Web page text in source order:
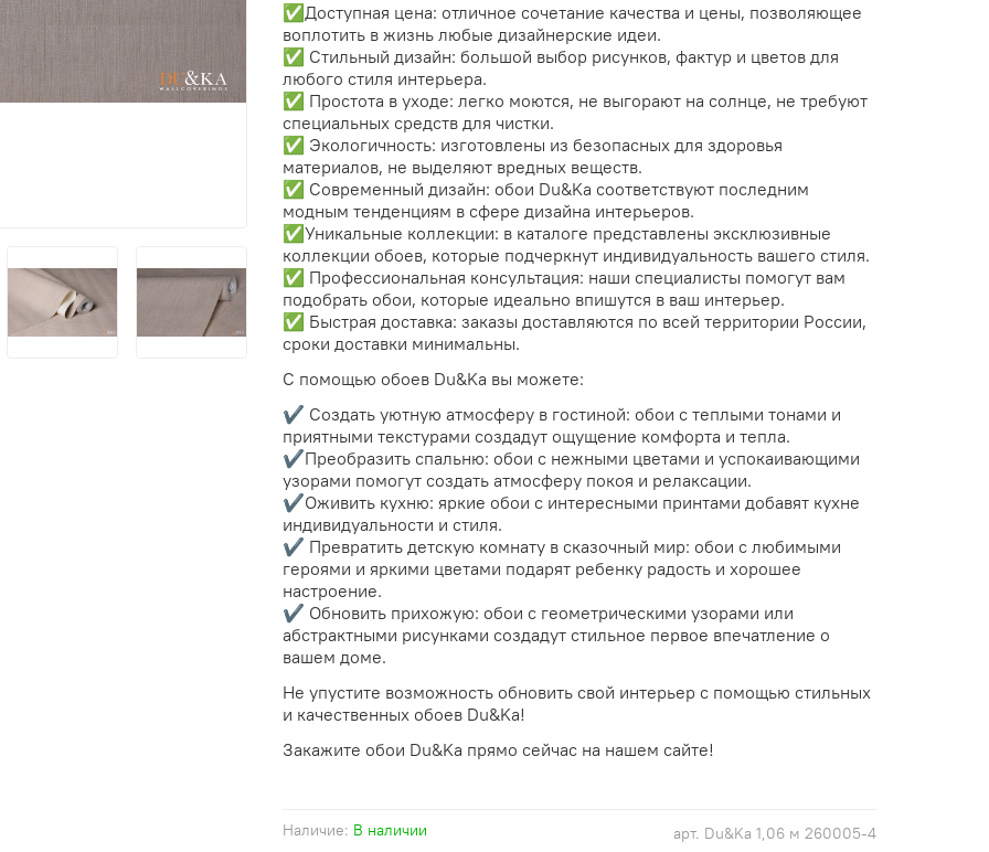
арт. Du&Ka 1,06 м 260005-4
Наличие: В наличии
✅Доступная цена: отличное сочетание качества и цены, позволяющее
воплотить в жизнь любые дизайнерские идеи.
✅ Стильный дизайн: большой выбор рисунков, фактур и цветов для
любого стиля интерьера.
✅ Простота в уходе: легко моются, не выгорают на солнце, не требуют
специальных средств для чистки.
✅ Экологичность: изготовлены из безопасных для здоровья
материалов, не выделяют вредных веществ.
✅ Современный дизайн: обои Du&Ka соответствуют последним
модным тенденциям в сфере дизайна интерьеров.
✅Уникальные коллекции: в каталоге представлены эксклюзивные
коллекции обоев, которые подчеркнут индивидуальность вашего стиля.
✅ Профессиональная консультация: наши специалисты помогут вам
подобрать обои, которые идеально впишутся в ваш интерьер.
✅ Быстрая доставка: заказы доставляются по всей территории России,
сроки доставки минимальны.
С помощью обоев Du&Ka вы можете:
✔️ Создать уютную атмосферу в гостиной: обои с теплыми тонами и
приятными текстурами создадут ощущение комфорта и тепла.
✔️Преобразить спальню: обои с нежными цветами и успокаивающими
узорами помогут создать атмосферу покоя и релаксации.
✔️Оживить кухню: яркие обои с интересными принтами добавят кухне
индивидуальности и стиля.
✔️ Превратить детскую комнату в сказочный мир: обои с любимыми
героями и яркими цветами подарят ребенку радость и хорошее
настроение.
✔️ Обновить прихожую: обои с геометрическими узорами или
абстрактными рисунками создадут стильное первое впечатление о
вашем доме.
Не упустите возможность обновить свой интерьер с помощью стильных
и качественных обоев Du&Ka!
Закажите обои Du&Ka прямо сейчас на нашем сайте!